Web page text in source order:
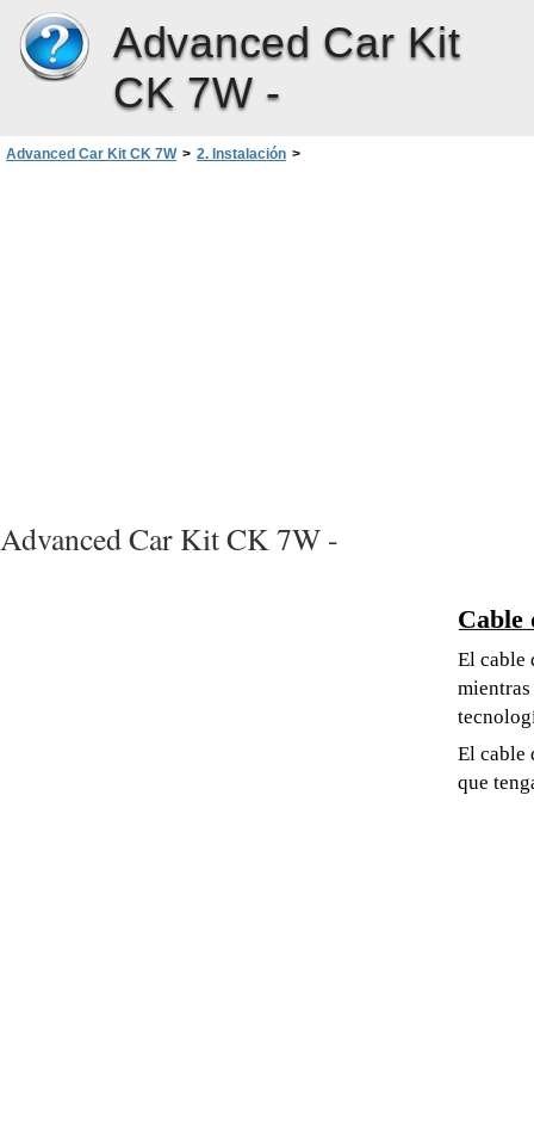
Advanced Car Kit
CK 7W -
Advanced Car Kit CK 7W > 2. Instalación >
Advanced Car Kit CK 7W -
Cable
El cable
El cable
que